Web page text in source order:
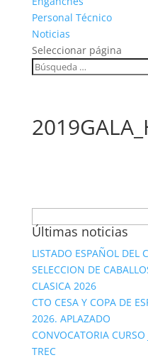
Personal Técnico
Noticias
Seleccionar página
Últimas noticias
LISTADO ESPAÑOL DEL
SELECCION DE
CLASICA 2026
CTO CESA Y COPA DE
2026. APLAZADO
CONVOCATORIA
TREC